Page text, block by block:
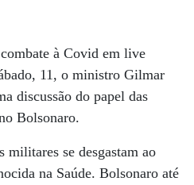
à Covid em live
11, o ministro Gilmar
discussão do papel das
Bolsonaro.
se desgastam ao
na Saúde. Bolsonaro até